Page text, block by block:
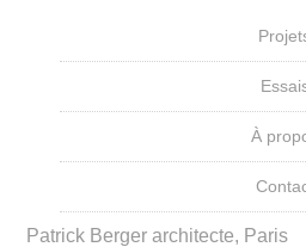
À
Patrick Berger architecte, Paris